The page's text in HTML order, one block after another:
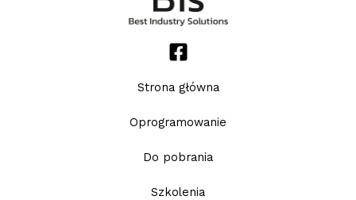
Strona główna
Oprogramowanie
Do pobrania
Szkolenia